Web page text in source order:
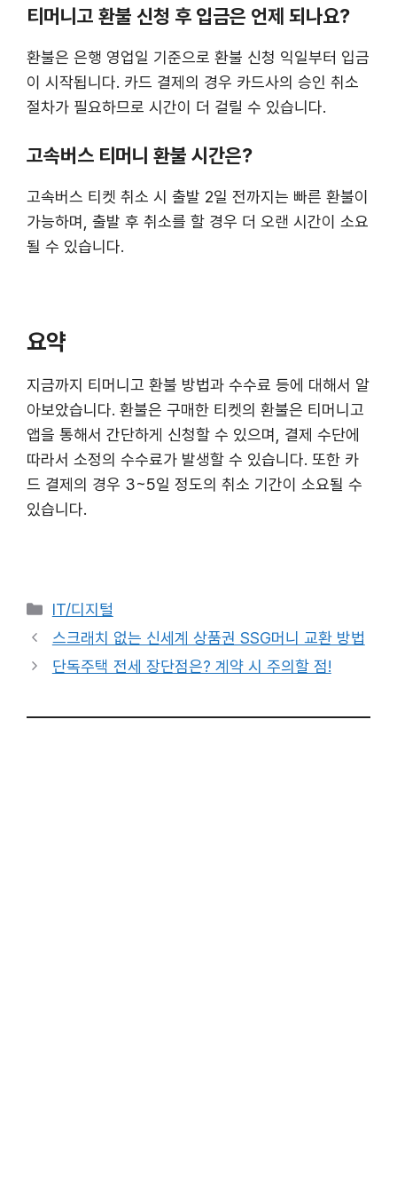
티머니고 환불 신청 후 입금은 언제 되나요?
환불은 은행 영업일 기준으로 환불 신청 익일부터 입금
이 시작됩니다. 카드 결제의 경우 카드사의 승인 취소
절차가 필요하므로 시간이 더 걸릴 수 있습니다.
고속버스 티머니 환불 시간은?
고속버스 티켓 취소 시 출발 2일 전까지는 빠른 환불이
가능하며, 출발 후 취소를 할 경우 더 오랜 시간이 소요
될 수 있습니다.
요약
지금까지 티머니고 환불 방법과 수수료 등에 대해서 알
아보았습니다. 환불은 구매한 티켓의 환불은 티머니고
앱을 통해서 간단하게 신청할 수 있으며, 결제 수단에
따라서 소정의 수수료가 발생할 수 있습니다. 또한 카
드 결제의 경우 3~5일 정도의 취소 기간이 소요될 수
있습니다.
카
테
고
IT/디지털
스크래치 없는 신세계 상품권 SSG머니 교환 방법
단독주택 전세 장단점은? 계약 시 주의할 점!